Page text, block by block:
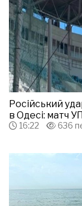
Російський
в Одесі: матч
16:22 636